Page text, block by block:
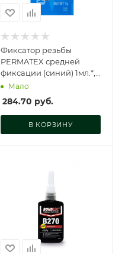
Фиксатор резьбы
PERMATEX средней
фиксации (синий) 1мл.*,
09978
Мало
284.70 руб.
В КОРЗИНУ